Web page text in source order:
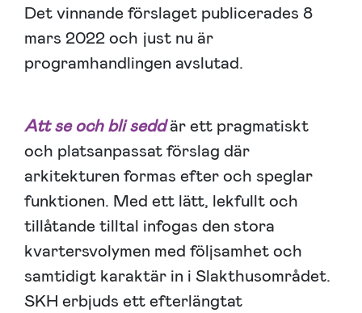
Det vinnande förslaget publicerades 8
mars 2022 och just nu är
programhandlingen avslutad.
Att se och bli seddär ett pragmatiskt
och platsanpassat förslag där
arkitekturen formas efter och speglar
funktionen. Med ett lätt, lekfullt och
tillåtande tilltal infogas den stora
kvartersvolymen med följsamhet och
samtidigt karaktär in i Slakthusområdet.
SKH erbjuds ett efterlängtat